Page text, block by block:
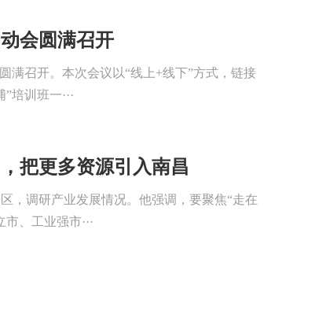
会圆满召开
满召开。本次会议以“线上+线下”方式，链接
训班一···
把更多资源引入南昌
，调研产业发展情况。他强调，要聚焦“走在
、工业强市···